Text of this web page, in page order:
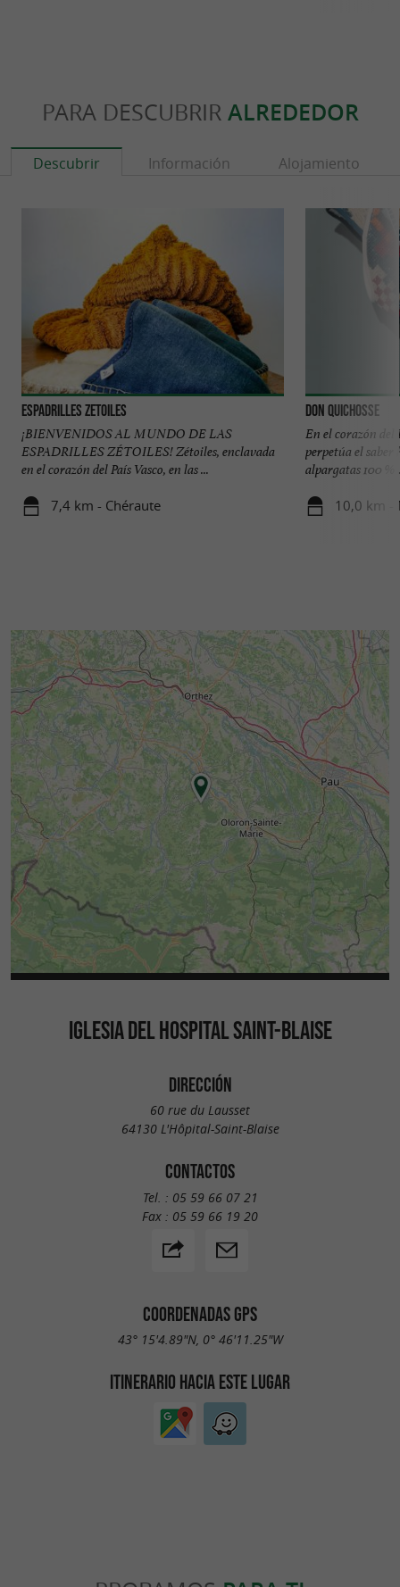
PARA DESCUBRIR ALREDEDOR
Descubrir Información Alojamiento
Espadrilles Zetoiles
¡BIENVENIDOS AL MUNDO DE LAS
ESPADRILLES ZÉTOILES! Zétoiles, enclavada
en el corazón del País Vasco, en las ...
7,4 km - Chéraute
Don Quichosse
En el corazón
perpetúa el saber
alpargatas 100 %
10,0 km -
IGLESIA DEL HOSPITAL SAINT-BLAISE
DIRECCIÓN
60 rue du Lausset
64130 L'Hôpital-Saint-Blaise
CONTACTOS
Tel. : 05 59 66 07 21
Fax : 05 59 66 19 20
COORDENADAS GPS
43° 15'4.89"N, 0° 46'11.25"W
ITINERARIO HACIA ESTE LUGAR